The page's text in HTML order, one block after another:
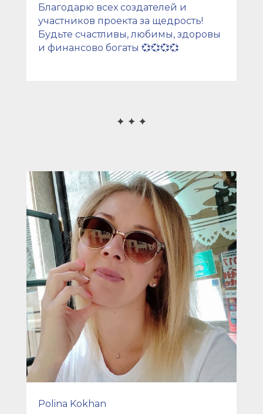
Благодарю всех создателей и
участников проекта за щедрость!
Будьте счастливы, любимы, здоровы
и финансово богаты 💞💞💞💞
Polina Kokhan